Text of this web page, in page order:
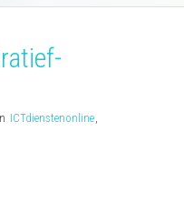
ICTdienstenonline,